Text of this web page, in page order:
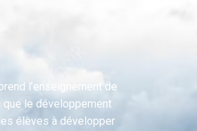
l’enseignement de
le développement
élèves à développer